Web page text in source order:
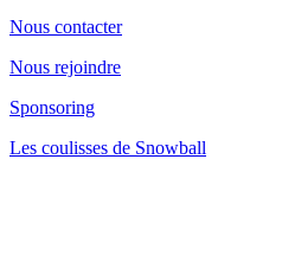
Nous contacter
Nous rejoindre
Sponsoring
Les coulisses de Snowball